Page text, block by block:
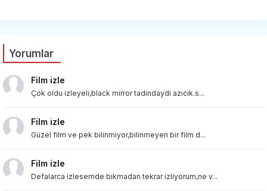
Yorumlar
Film izle
Çok oldu izleyeli,black mirror tadindaydi azıcık.s...
Film izle
Güzel film ve pek bilinmiyor,bilinmeyen bir film d...
Film izle
Defalarca izlesemde bıkmadan tekrar izliyorum,ne v...